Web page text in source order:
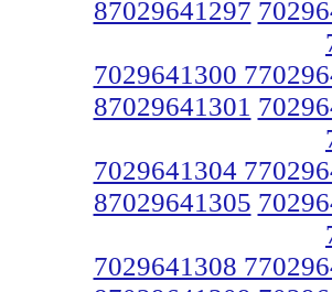
87029641297
7029641300
87029641301
7029641304
87029641305
7029641308